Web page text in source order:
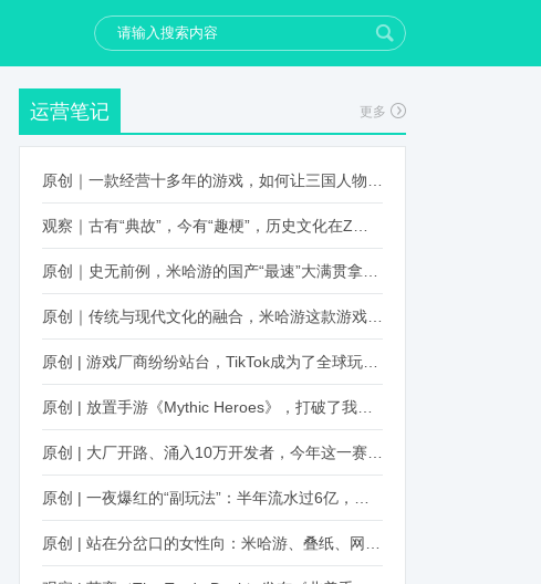
运营笔记 更多